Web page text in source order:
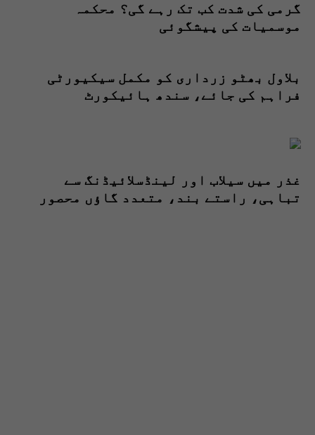
گرمی کی شدت کب تک رہے گی؟ محکمہ
موسمیات کی پیشگوئی
بلاول بھٹو زرداری کو مکمل سیکیورٹی
فراہم کی جائے، سندھ ہائیکورٹ
غذر میں سیلاب اور لینڈسلائیڈنگ سے
تباہی، راستے بند، متعدد گاؤں محصور